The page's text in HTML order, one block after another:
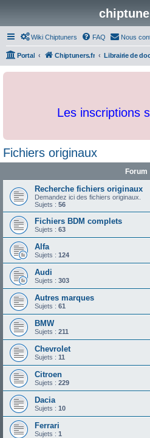
Wiki Chiptuners FAQ Nous
Portal Chiptuners.fr
Les inscriptions
Fichiers originaux
Forum
Recherche fichiers originaux
Demandez ici des fichiers originaux.
Sujets : 56
Fichiers BDM complets
Sujets : 63
Alfa
Sujets : 124
Audi
Sujets : 303
Autres marques
Sujets : 61
BMW
Sujets : 211
Chevrolet
Sujets : 11
Citroen
Sujets : 229
Dacia
Sujets : 10
Ferrari
Sujets : 1